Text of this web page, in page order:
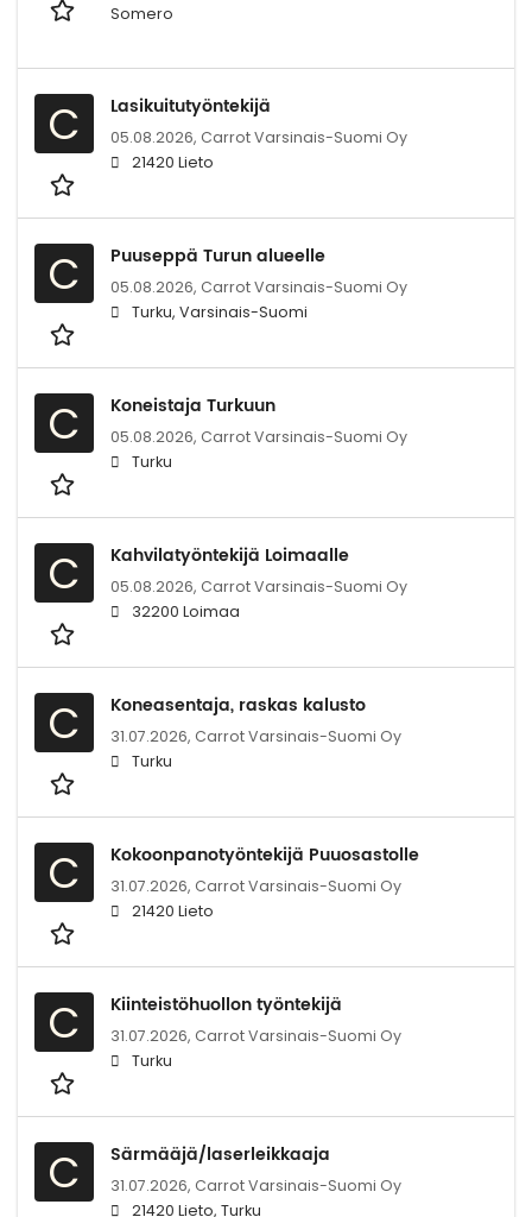
Somero
C Lasikuitutyöntekijä
05.08.2026, Carrot Varsinais-Suomi Oy
21420 Lieto
C Puuseppä Turun alueelle
05.08.2026, Carrot Varsinais-Suomi Oy
Turku, Varsinais-Suomi
C Koneistaja Turkuun
05.08.2026, Carrot Varsinais-Suomi Oy
Turku
C Kahvilatyöntekijä Loimaalle
05.08.2026, Carrot Varsinais-Suomi Oy
32200 Loimaa
C Koneasentaja, raskas kalusto
31.07.2026, Carrot Varsinais-Suomi Oy
Turku
C Kokoonpanotyöntekijä Puuosastolle
31.07.2026, Carrot Varsinais-Suomi Oy
21420 Lieto
C Kiinteistöhuollon työntekijä
31.07.2026, Carrot Varsinais-Suomi Oy
Turku
C Särmääjä/laserleikkaaja
31.07.2026, Carrot Varsinais-Suomi Oy
21420 Lieto, Turku